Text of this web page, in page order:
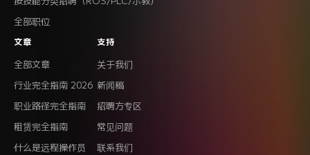
全部职位
文章
全部文章
行业完全指南 2026
职业路径完全指南
租赁完全指南
什么是远程操作员
支持
关于我们
新闻稿
招聘方专区
常见问题
联系我们